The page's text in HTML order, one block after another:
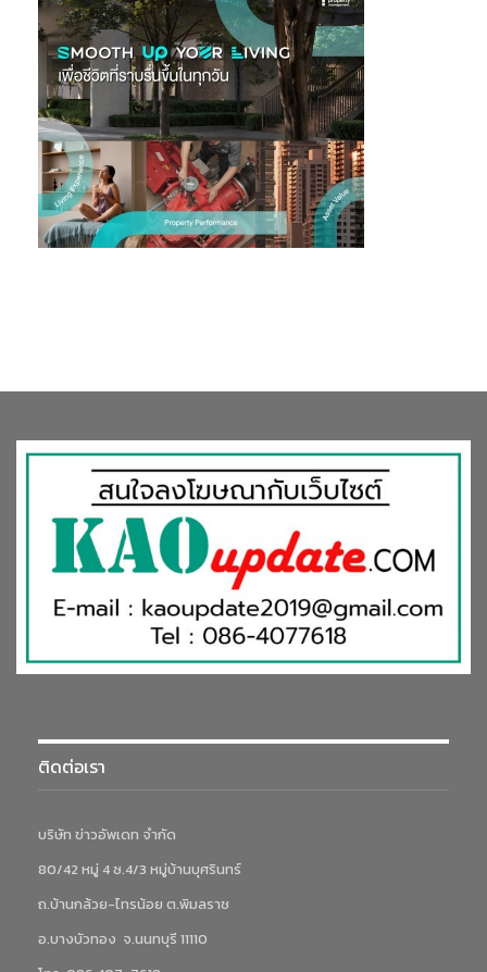
ติดต่อเรา
บริษัท ข่าวอัพเดท จำกัด
80/42 หมู่ 4 ซ.4/3 หมู่บ้านบุศรินทร์
ถ.บ้านกล้วย-ไทรน้อย ต.พิมลราช
อ.บางบัวทอง จ.นนทบุรี 11110